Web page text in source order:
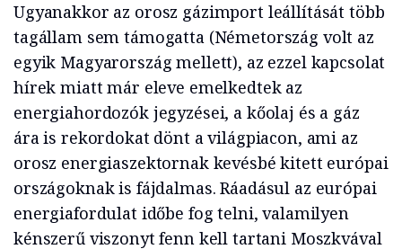
Ugyanakkor az orosz gázimport leállítását több
tagállam sem támogatta (Németország volt az
egyik Magyarország mellett), az ezzel kapcsolat
hírek miatt már eleve emelkedtek az
energiahordozók jegyzései, a kőolaj és a gáz
ára is rekordokat dönt a világpiacon, ami az
orosz energiaszektornak kevésbé kitett európai
országoknak is fájdalmas. Ráadásul az európai
energiafordulat időbe fog telni, valamilyen
kénszerű viszonyt fenn kell tartani Moszkvával